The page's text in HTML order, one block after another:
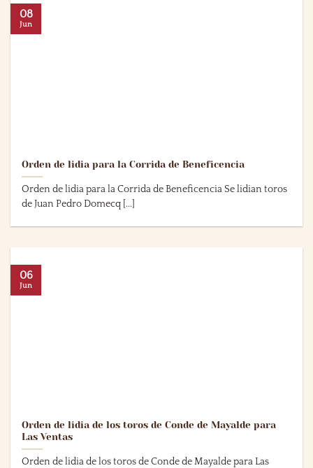
Orden de lidia para la Corrida de Beneficencia
Orden de lidia para la Corrida de Beneficencia Se lidian toros
de Juan Pedro Domecq [...]
08
Jun
Orden de lidia de los toros de Conde de Mayalde para
Las Ventas
Orden de lidia de los toros de Conde de Mayalde para Las
06
Jun